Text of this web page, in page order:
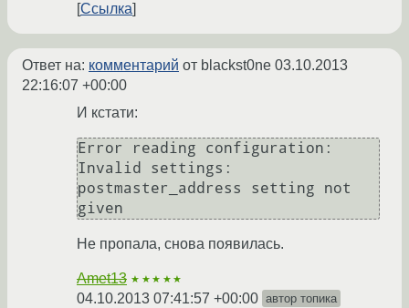
Ссылка
Ответ на: комментарий от blackst0ne 03.10.2013
22:16:07 +00:00
И кстати:
Error reading configuration:
Invalid settings:
postmaster_address setting not
given
Не пропала, снова появилась.
Amet13 ★★★★★
04.10.2013 07:41:57 +00:00 автор топика